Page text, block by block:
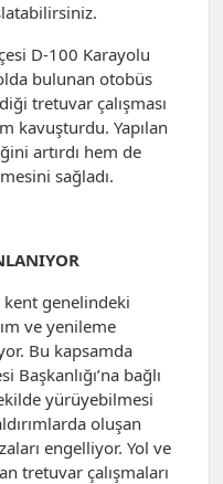
D-100 Karayolu
bulunan otobüs
tretuvar çalışması
kavuşturdu. Yapılan
artırdı hem de
sağladı.
kent genelindeki
ve yenileme
Bu kapsamda
Başkanlığı’na bağlı
yürüyebilmesi
oluşan
engelliyor. Yol ve
tretuvar çalışmaları